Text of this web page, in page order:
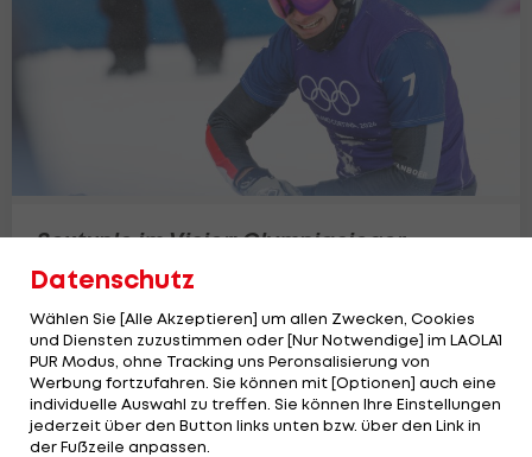
Sextuple im Visier: Olympiasieger
Hämmerle vor Montafon-Heimspiel
Snowboard
Datenschutz
Wählen Sie [Alle Akzeptieren] um allen Zwecken, Cookies
und Diensten zuzustimmen oder [Nur Notwendige] im LAOLA1
PUR Modus, ohne Tracking uns Peronsalisierung von
Werbung fortzufahren. Sie können mit [Optionen] auch eine
individuelle Auswahl zu treffen. Sie können Ihre Einstellungen
jederzeit über den Button links unten bzw. über den Link in
der Fußzeile anpassen.